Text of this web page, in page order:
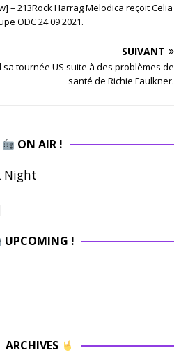
– 213Rock Harrag Melodica reçoit Celia
ODC 24 09 2021.
SUIVANT
sa tournée US suite à des problèmes de
santé de Richie Faulkner.
ON AIR !
Night
UPCOMING !
ARCHIVES